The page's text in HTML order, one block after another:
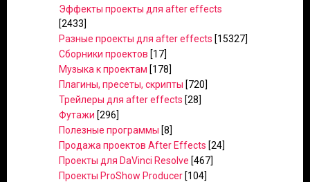
Эффекты проекты для after effects
[2433]
Разные проекты для after effects [15327]
Сборники проектов [17]
Музыка к проектам [178]
Плагины, пресеты, скрипты [720]
Трейлеры для after effects [28]
Футажи [296]
Полезные программы [8]
Продажа проектов After Effects [24]
Проекты для DaVinci Resolve [467]
Проекты ProShow Producer [104]